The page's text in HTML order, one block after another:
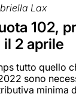
Lax
102,
2 aprile
tutto quello
sono
minima